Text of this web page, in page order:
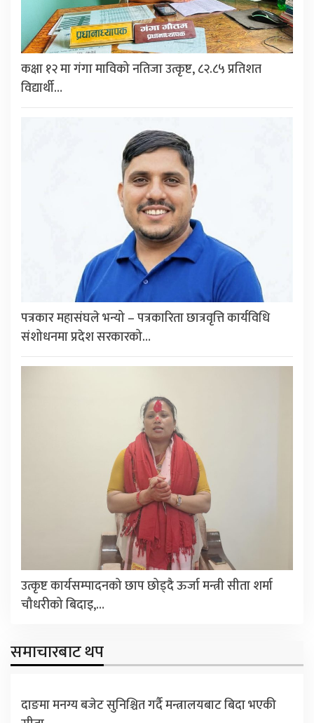
कक्षा १२ मा गंगा माविको नतिजा उत्कृष्ट, ८२.८५ प्रतिशत
विद्यार्थी…
पत्रकार महासंघले भन्यो – पत्रकारिता छात्रवृत्ति कार्यविधि
संशोधनमा प्रदेश सरकारको…
उत्कृष्ट कार्यसम्पादनको छाप छोड्दै ऊर्जा मन्त्री सीता शर्मा
चौधरीको बिदाइ,…
समाचारबाट थप
दाङमा मनग्य बजेट सुनिश्चित गर्दै मन्त्रालयबाट बिदा भएकी